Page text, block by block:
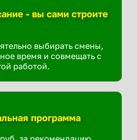
- вы сами строите
выбирать смены,
время и совмещать с
работой.
программа